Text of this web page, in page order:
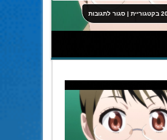
בקטגוריית |סגור לתגובותעל
Nisekoi
2
–
x264